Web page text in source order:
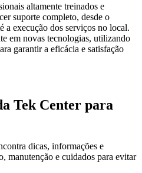
altamente treinados e
suporte completo, desde o
a execução dos serviços no local.
em novas tecnologias, utilizando
garantir a eficácia e satisfação
Tek Center para
dicas, informações e
manutenção e cuidados para evitar